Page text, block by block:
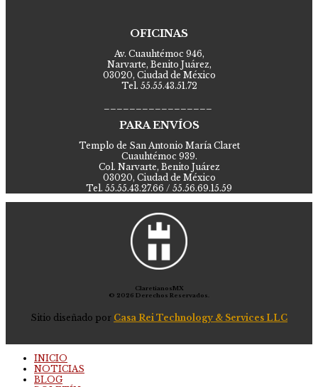
OFICINAS
Av. Cuauhtémoc 946,
Narvarte, Benito Juárez,
03020, Ciudad de México
Tel. 55.55.43.51.72
PARA ENVÍOS
Templo de San Antonio María Claret
Cuauhtémoc 939.
Col. Narvarte, Benito Juárez
03020, Ciudad de México
Tel. 55.55.43.27.66 / 55.56.69.15.59
ClaretianosMX
© 2026 Derechos Reservados.
Sitio diseñado por Casa Rei Technology & Services LLC
INICIO
NOTICIAS
BLOG